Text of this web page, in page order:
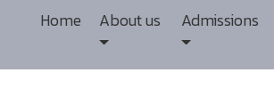
Home About us Admissions